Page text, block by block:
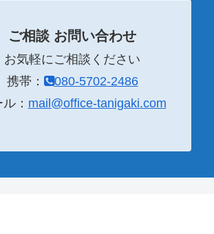
ご相談 お問い合わせ
お気軽にご相談ください
携帯：
080-5702-2486
： mail@office-tanigaki.com